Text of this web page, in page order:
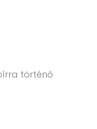
történő